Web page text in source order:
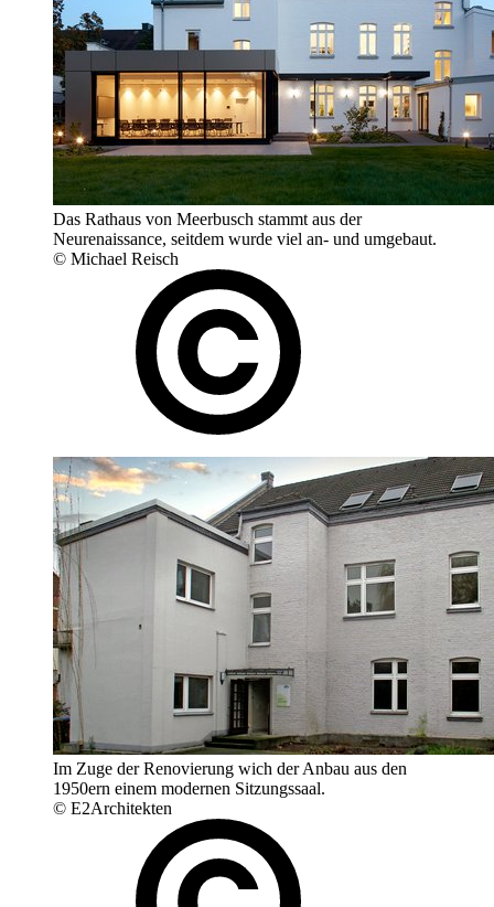
Das Rathaus von Meerbusch stammt aus der
Neurenaissance, seitdem wurde viel an- und umgebaut.
© Michael Reisch
Im Zuge der Renovierung wich der Anbau aus den
1950ern einem modernen Sitzungssaal.
© E2Architekten